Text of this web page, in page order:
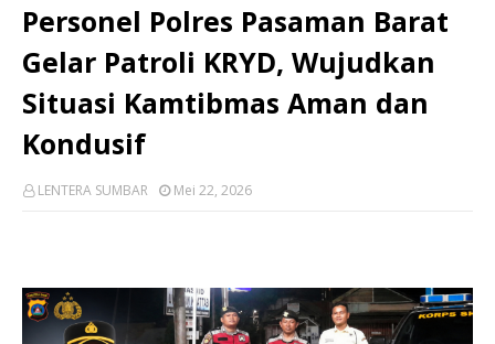
Personel Polres Pasaman Barat
Gelar Patroli KRYD, Wujudkan
Situasi Kamtibmas Aman dan
Kondusif
LENTERA SUMBAR Mei 22, 2026